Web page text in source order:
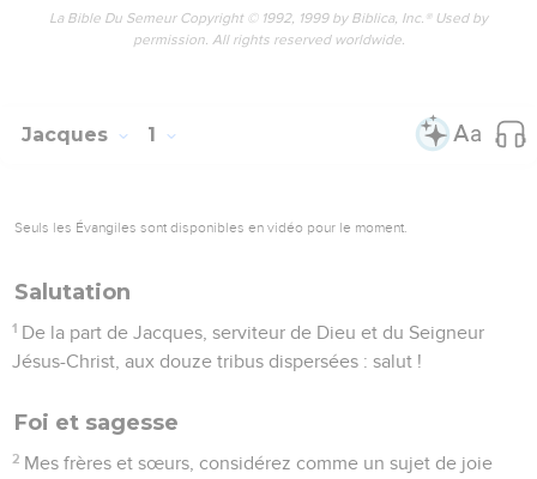
La Bible Du Semeur Copyright © 1992, 1999 by Biblica, Inc.® Used by
permission. All rights reserved worldwide.
Jacques 1
Seuls les Évangiles sont disponibles en vidéo pour le moment.
Salutation
1 De la part de Jacques, serviteur de Dieu et du Seigneur
Jésus-Christ, aux douze tribus dispersées : salut !
Foi et sagesse
2 Mes frères et sœurs, considérez comme un sujet de joie